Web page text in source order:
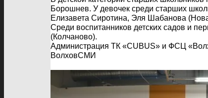
Борошнев. У девочек среди старших
Елизавета Сиротина, Эля Шабанова
Среди воспитанников детских садов и
(Колчаново).
Администрация ТК «CUBUS» и ФСЦ
ВолховСМИ